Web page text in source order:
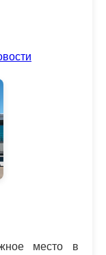
место в